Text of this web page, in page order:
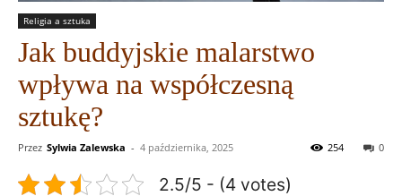
Religia a sztuka
Jak buddyjskie malarstwo
wpływa na współczesną
sztukę?
Przez Sylwia Zalewska - 4 października, 2025 0
254
2.5/5 - (4 votes)